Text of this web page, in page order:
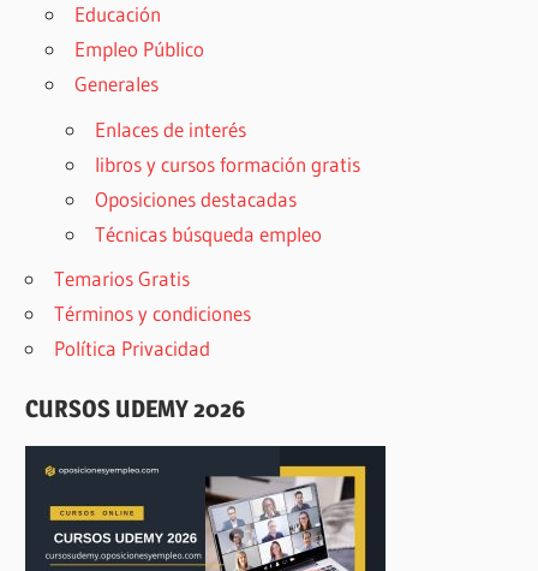
Educación
Empleo Público
Generales
Enlaces de interés
libros y cursos formación gratis
Oposiciones destacadas
Técnicas búsqueda empleo
Temarios Gratis
Términos y condiciones
Política Privacidad
CURSOS UDEMY 2026